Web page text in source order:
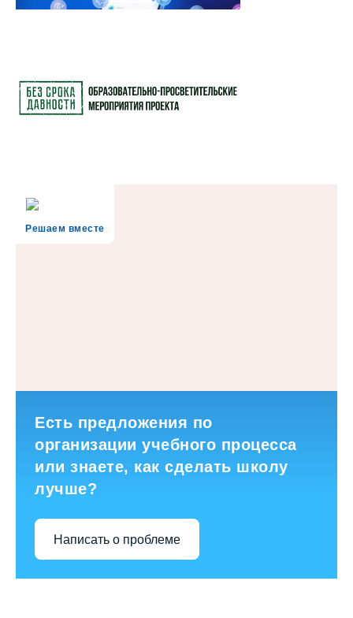
Решаем вместе
Есть предложения по
организации учебного процесса
или знаете, как сделать школу
лучше?
Написать о проблеме